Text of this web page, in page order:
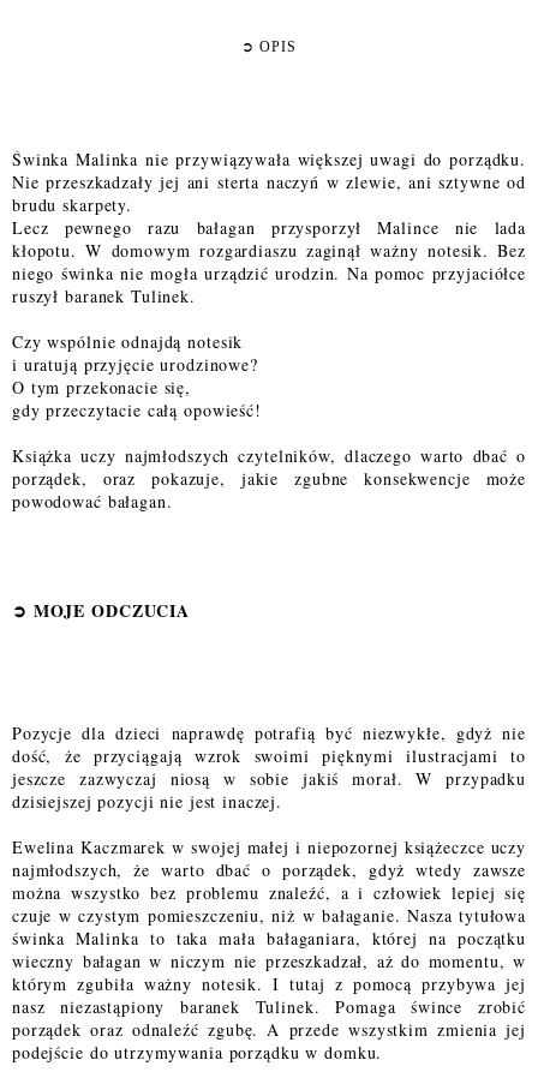
➲ OPIS
Świnka Malinka nie przywiązywała większej uwagi do porządku.
Nie przeszkadzały jej ani sterta naczyń w zlewie, ani sztywne od
brudu skarpety.
Lecz pewnego razu bałagan przysporzył Malince nie lada
kłopotu. W domowym rozgardiaszu zaginął ważny notesik. Bez
niego świnka nie mogła urządzić urodzin. Na pomoc przyjaciółce
ruszył baranek Tulinek.
Czy wspólnie odnajdą notesik
i uratują przyjęcie urodzinowe?
O tym przekonacie się,
gdy przeczytacie całą opowieść!
Książka uczy najmłodszych czytelników, dlaczego warto dbać o
porządek, oraz pokazuje, jakie zgubne konsekwencje może
powodować bałagan.
➲ MOJE ODCZUCIA
Pozycje dla dzieci naprawdę potrafią być niezwykłe, gdyż nie
dość, że przyciągają wzrok swoimi pięknymi ilustracjami to
jeszcze zazwyczaj niosą w sobie jakiś morał. W przypadku
dzisiejszej pozycji nie jest inaczej.
Ewelina Kaczmarek w swojej małej i niepozornej książeczce uczy
najmłodszych, że warto dbać o porządek, gdyż wtedy zawsze
można wszystko bez problemu znaleźć, a i człowiek lepiej się
czuje w czystym pomieszczeniu, niż w bałaganie. Nasza tytułowa
świnka Malinka to taka mała bałaganiara, której na początku
wieczny bałagan w niczym nie przeszkadzał, aż do momentu, w
którym zgubiła ważny notesik. I tutaj z pomocą przybywa jej
nasz niezastąpiony baranek Tulinek. Pomaga śwince zrobić
porządek oraz odnaleźć zgubę. A przede wszystkim zmienia jej
podejście do utrzymywania porządku w domku.